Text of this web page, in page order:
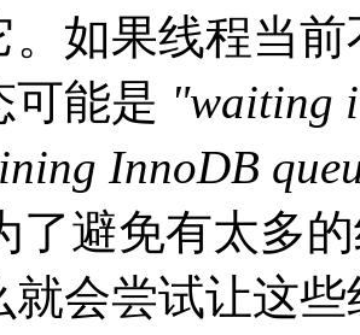
。如果线程当
可能是 "waiting
InnoDB
了避免有太多
就会尝试让这